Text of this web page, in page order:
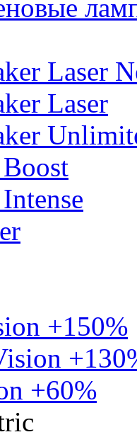
Laser
Laser
+150%
+60%